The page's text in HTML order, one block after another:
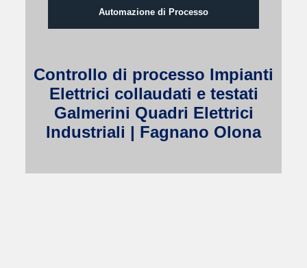
Automazione di Processo
Controllo di processo Impianti
Elettrici collaudati e testati
Galmerini Quadri Elettrici
Industriali | Fagnano Olona